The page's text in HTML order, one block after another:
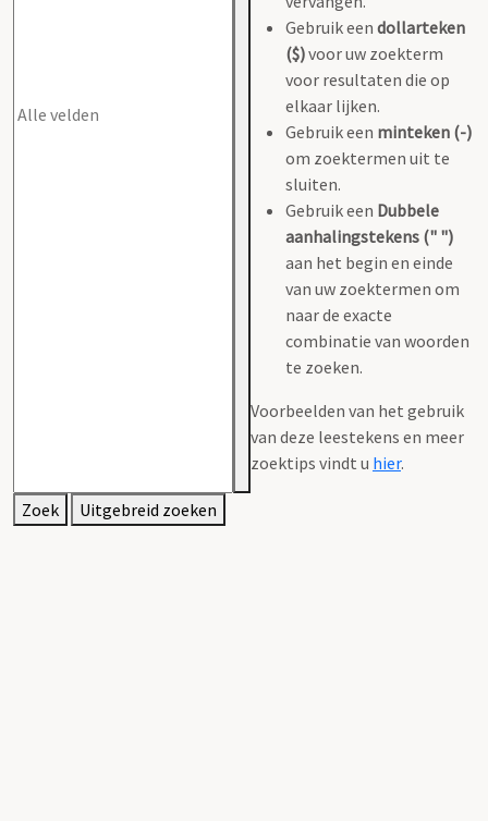
Gebruik een dollarteken
($)voor uw zoekterm
voor resultaten die op
elkaar lijken.
Gebruik een minteken (-)
om zoektermen uit te
sluiten.
Gebruik een Dubbele
aanhalingstekens (" ")
aan het begin en einde
van uw zoektermen om
naar de exacte
combinatie van woorden
te zoeken.
Voorbeelden van het gebruik
van deze leestekens en meer
zoektips vindt u hier.
Zoek Uitgebreid zoeken